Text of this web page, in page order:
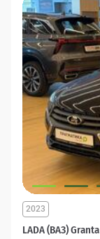
LADA (ВАЗ) Granta
2023